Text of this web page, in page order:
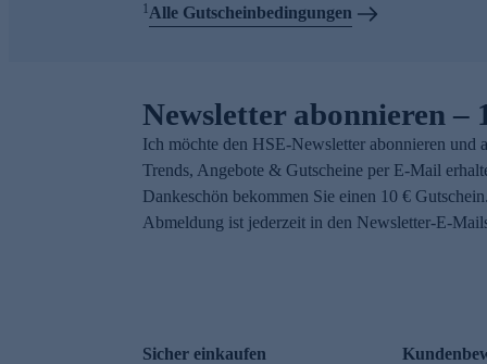
1Alle Gutscheinbedingungen
Newsletter abonnieren –
Ich möchte den HSE-Newsletter abonnieren und
Trends, Angebote & Gutscheine per E-Mail
Dankeschön bekommen Sie einen 10 €
Abmeldung ist jederzeit in den Newsletter-E-
Sicher einkaufen